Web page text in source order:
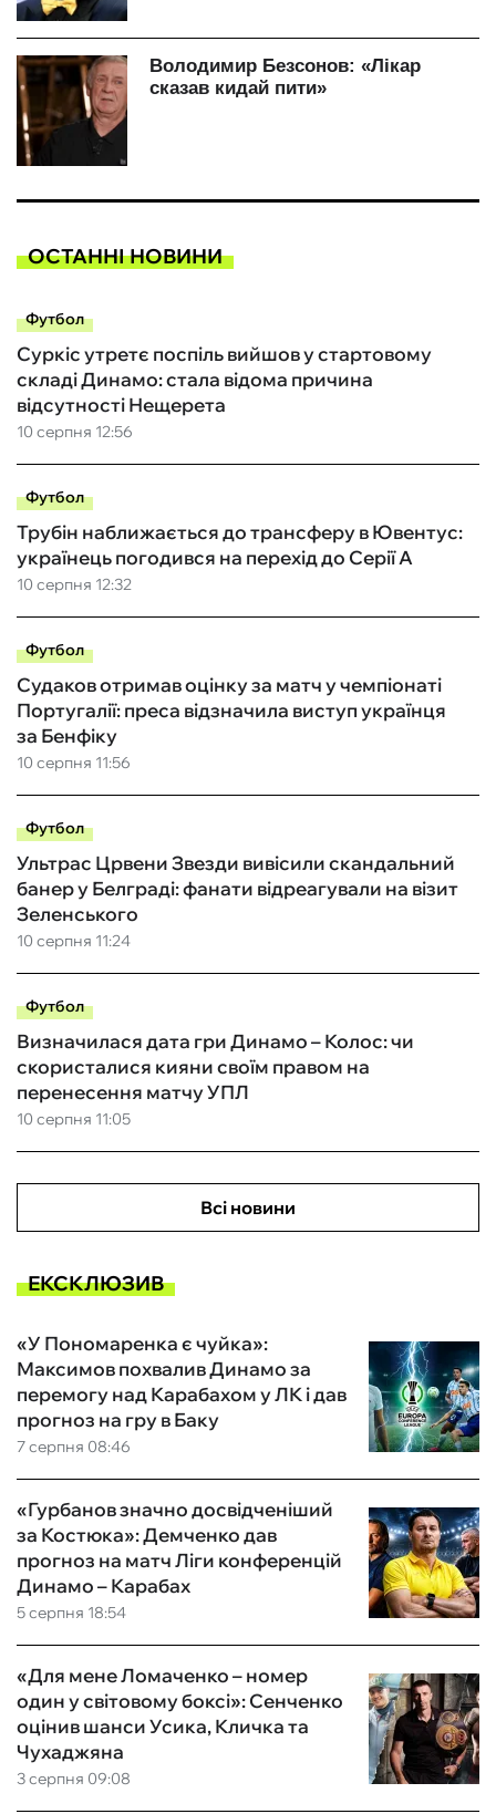
ОСТАННІ НОВИНИ
Футбол
10 серпня 12:56
Суркіс утретє поспіль вийшов у стартовому
складі Динамо: стала відома причина
відсутності Нещерета
Футбол
10 серпня 12:32
Трубін наближається до трансферу в Ювентус:
українець погодився на перехід до Серії А
Футбол
10 серпня 11:56
Судаков отримав оцінку за матч у чемпіонаті
Португалії: преса відзначила виступ українця
за Бенфіку
Футбол
10 серпня 11:24
Ультрас Црвени Звезди вивісили скандальний
банер у Белграді: фанати відреагували на візит
Зеленського
Футбол
10 серпня 11:05
Визначилася дата гри Динамо – Колос: чи
скористалися кияни своїм правом на
перенесення матчу УПЛ
Всі новини
ЕКСКЛЮЗИВ
7 серпня 08:46
«У Пономаренка є чуйка»:
Максимов похвалив Динамо за
перемогу над Карабахом у ЛК і дав
прогноз на гру в Баку
5 серпня 18:54
«Гурбанов значно досвідченіший
за Костюка»: Демченко дав
прогноз на матч Ліги конференцій
Динамо – Карабах
3 серпня 09:08
«Для мене Ломаченко – номер
один у світовому боксі»: Сенченко
оцінив шанси Усика, Кличка та
Чухаджяна